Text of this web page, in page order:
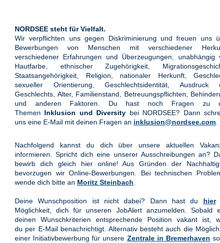
NORDSEE steht für Vielfalt.
Wir verpflichten uns gegen Diskriminierung und freuen uns
Bewerbungen von Menschen mit verschiedener
verschiedener Erfahrungen und Überzeugungen, unabhängig
Hautfarbe, ethnischer Zugehörigkeit,
Staatsangehörigkeit, Religion, nationaler Herkunft,
sexueller Orientierung, Geschlechtsidentität, Ausdruck
Geschlechts, Alter, Familienstand, Betreuungspflichten,
und anderen Faktoren. Du hast noch Fragen zu
Themen Inklusion und Diversity bei NORDSEE? Dann
uns eine E-Mail mit deinen Fragen an inklusion@nordsee.com
Nachfolgend kannst du dich über unsere aktuellen
informieren. Spricht dich eine unserer Ausschreibungen an?
bewirb dich gleich hier online! Aus Gründen der
bevorzugen wir Online-Bewerbungen. Bei technischen
wende dich bitte an Moritz Steinbach
Deine Wunschposition ist nicht dabei? Dann hast du hier
Möglichkeit, dich für unseren JobAlert anzumelden. Sobald
deinen Wunschkriterien entsprechende Position vakant ist,
du per E-Mail benachrichtigt. Alternativ besteht auch die
einer Initiativbewerbung für unsere Zentrale in Bremerhaven